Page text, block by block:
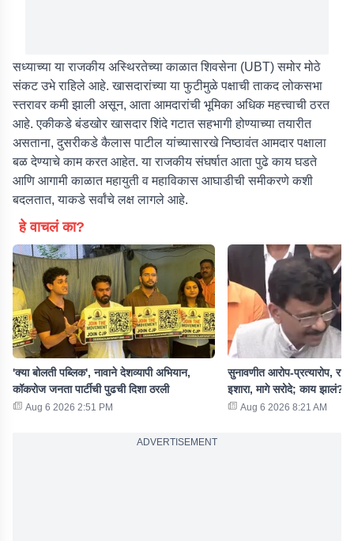
सध्याच्या या राजकीय अस्थिरतेच्या काळात शिवसेना (UBT) समोर मोठे
संकट उभे राहिले आहे. खासदारांच्या या फुटीमुळे पक्षाची ताकद लोकसभा
स्तरावर कमी झाली असून, आता आमदारांची भूमिका अधिक महत्त्वाची ठरत
आहे. एकीकडे बंडखोर खासदार शिंदे गटात सहभागी होण्याच्या तयारीत
असताना, दुसरीकडे कैलास पाटील यांच्यासारखे निष्ठावंत आमदार पक्षाला
बळ देण्याचे काम करत आहेत. या राजकीय संघर्षात आता पुढे काय घडते
आणि आगामी काळात महायुती व महाविकास आघाडीची समीकरणे कशी
बदलतात, याकडे सर्वांचे लक्ष लागले आहे.
हे वाचलं का?
'क्या बोलती पब्लिक', नावाने देशव्यापी अभियान,
कॉकरोज जनता पार्टीची पुढची दिशा ठरली
Aug 6 2026 2:51 PM
सुनावणीत आरोप-प्रत्यारोप,
इशारा, मागे सरोदे; काय झालं?
Aug 6 2026 8:21 AM
ADVERTISEMENT